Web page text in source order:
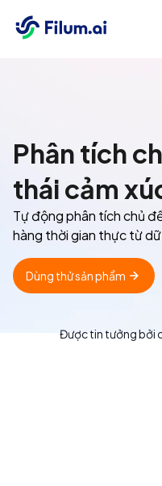
Phân tích
thái cảm
Tự động phân tích chủ
hàng thời gian thực từ
Dùng thử sản phẩm
Được tin tưởng bởi